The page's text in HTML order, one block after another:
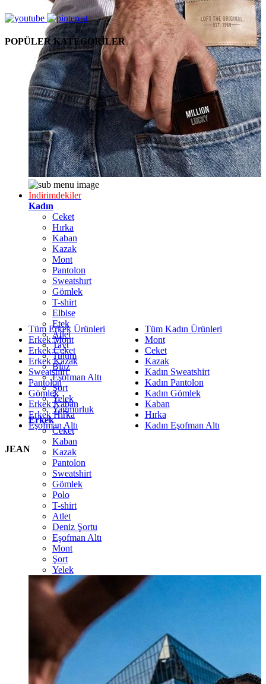
İndirimdekiler
Kadın
Ceket
Hırka
Kaban
Kazak
Mont
Pantolon
Sweatshırt
Gömlek
T-shirt
Elbise
Etek
Atlet
Tayt
Tulum
Bluz
Eşofman Altı
Şort
Yelek
Yağmurluk
Erkek
Ceket
Kaban
Kazak
Pantolon
Sweatshirt
Gömlek
Polo
T-shirt
Atlet
Deniz Şortu
Eşofman Altı
Mont
Şort
Yelek
POPÜLER KATEGORİLER
Tüm Erkek Ürünleri
Erkek Mont
Erkek Ceket
Erkek Kazak
Sweatshirt
Pantolon
Gömlek
Erkek Kaban
Erkek Hırka
Eşofman Altı
Tüm Kadın Ürünleri
Mont
Ceket
Kazak
Kadın Sweatshirt
Kadın Pantolon
Kadın Gömlek
Kaban
Hırka
Kadın Eşofman Altı
JEAN